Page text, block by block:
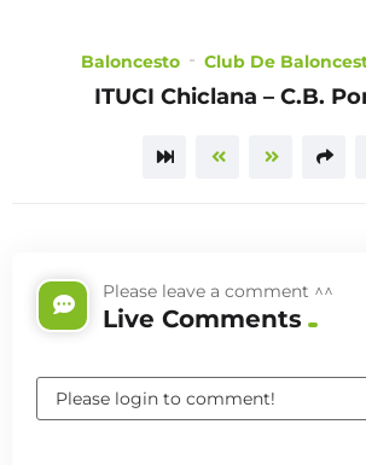
Baloncesto Club De
ITUCI Chiclana – C.B.
Please leave a comment ^^
Live Comments